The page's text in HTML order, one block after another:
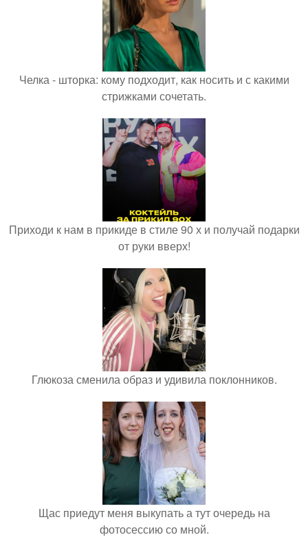
Челка - шторка: кому подходит, как носить и с какими
стрижками сочетать.
Приходи к нам в прикиде в стиле 90 х и получай подарки
от руки вверх!
Глюкоза сменила образ и удивила поклонников.
Щас приедут меня выкупать а тут очередь на
фотосессию со мной.